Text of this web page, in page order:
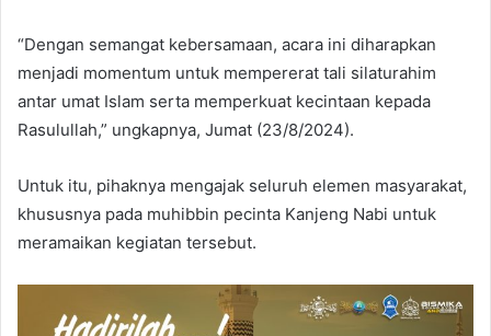
“Dengan semangat kebersamaan, acara ini diharapkan
menjadi momentum untuk mempererat tali silaturahim
antar umat Islam serta memperkuat kecintaan kepada
Rasulullah,” ungkapnya, Jumat (23/8/2024).
Untuk itu, pihaknya mengajak seluruh elemen masyarakat,
khususnya pada muhibbin pecinta Kanjeng Nabi untuk
meramaikan kegiatan tersebut.